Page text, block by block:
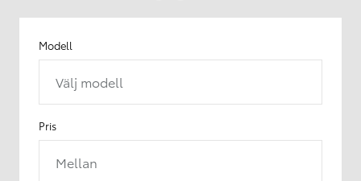
Modell
Välj modell
Pris
Mellan